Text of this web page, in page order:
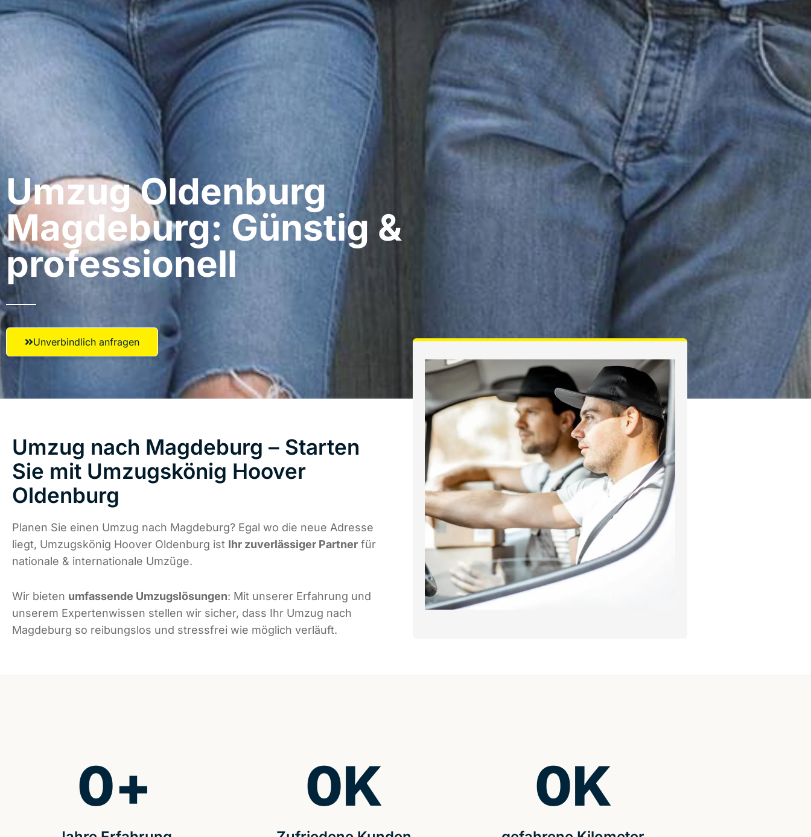
Umzug Oldenburg​
Magdeburg: Günstig &
professionell​
Unverbindlich anfragen
Umzug nach Magdeburg – Starten
Sie mit Umzugskönig Hoover
Oldenburg
Planen Sie einen Umzug nach Magdeburg? Egal wo die neue Adresse
liegt, Umzugskönig Hoover Oldenburg ist Ihr zuverlässiger Partner für
nationale & internationale Umzüge.
Wir bieten umfassende Umzugslösungen: Mit unserer Erfahrung und
unserem Expertenwissen stellen wir sicher, dass Ihr Umzug nach
Magdeburg so reibungslos und stressfrei wie möglich verläuft.
0+ 0K 0K